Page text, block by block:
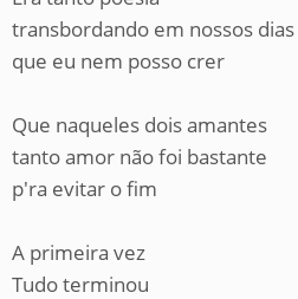
transbordando em nossos dias
que eu nem posso crer
Que naqueles dois amantes
tanto amor não foi bastante
p'ra evitar o fim
A primeira vez
Tudo terminou